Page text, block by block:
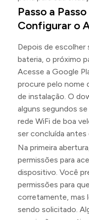
Passo a
Configurar o
Depois de escolher
bateria, o próximo
Acesse a Google
procure pelo nome
de instalação. O
alguns segundos
rede WiFi de boa
ser concluída antes
Na primeira
permissões para
dispositivo. Você
permissões para
corretamente, mas
sendo solicitado.